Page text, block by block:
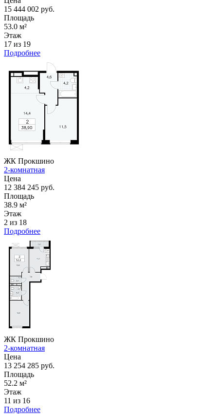
15 444 002 руб.
Площадь
53.0 м²
Этаж
17 из 19
Подробнее
ЖК Прокшино
2-комнатная
Цена
12 384 245 руб.
Площадь
38.9 м²
Этаж
2 из 18
Подробнее
ЖК Прокшино
2-комнатная
Цена
13 254 285 руб.
Площадь
52.2 м²
Этаж
11 из 16
Подробнее